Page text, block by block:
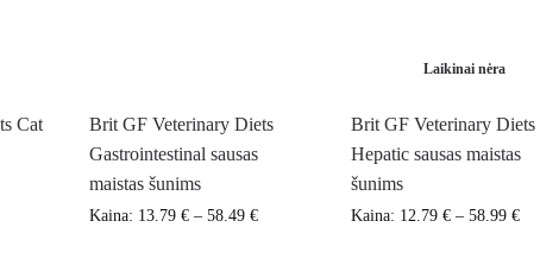
Cat
Brit GF Veterinary Diets
Gastrointestinal sausas
maistas šunims
Kaina: 13.79€ –58.49€
Laikinai nėra
Brit GF Veterinary Diets
Hepatic sausas maistas
šunims
Kaina: 12.79€ –58.99€